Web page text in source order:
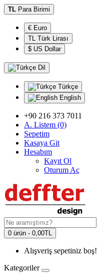
TL Para Birimi
€ Euro
TL Türk Lirası
$ US Dollar
Dil
Türkçe
English
+90 216 373 7011
A. Listem (0)
Sepetim
Kasaya Git
Hesabım
Kayıt Ol
Oturum Aç
0 ürün - 0,00TL
Alışveriş sepetiniz boş!
Kategoriler